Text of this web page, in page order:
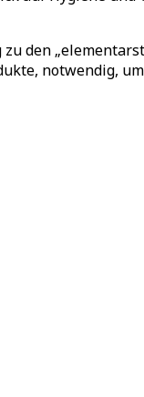
den
notwendig,